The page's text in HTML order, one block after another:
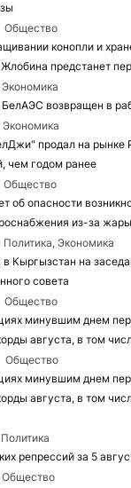
Общество
конопли и
предстанет
Экономика
БелАЭС возвращен в
Экономика
продал на рынке
чем годом ранее
Общество
об опасности
из-за жары
Политика, Экономика
Кыргызстан на
совета
Общество
минувшим днем
августа, в том
Общество
минувшим днем
августа, в том
Политика
репрессий за 5
Общество